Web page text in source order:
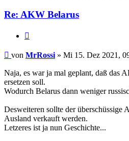
Re: AKW Belarus
Beitrag
von MrRossi » Mi 15. Dez 2021,
Naja, es war ja mal geplant, daß das
ersetzen soll.
Wodurch Belarus dann weniger
Desweiteren sollte der überschüssige
Ausland verkauft werden.
Letzeres ist ja nun Geschichte...